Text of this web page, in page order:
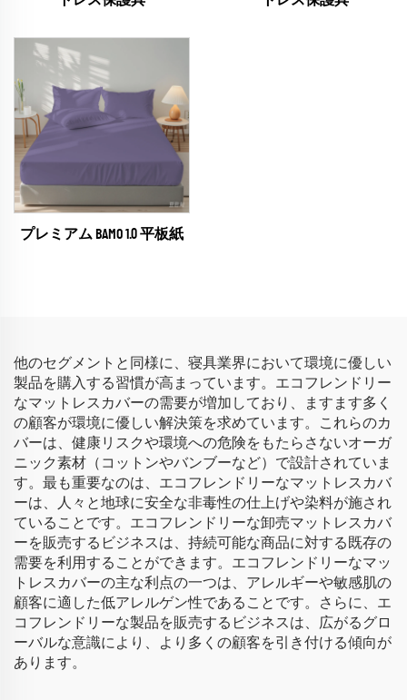
プレミアム BAMO 1.0 平板紙
他のセグメントと同様に、寝具業界において環境に優しい
製品を購入する習慣が高まっています。エコフレンドリー
なマットレスカバーの需要が増加しており、ますます多く
の顧客が環境に優しい解決策を求めています。これらのカ
バーは、健康リスクや環境への危険をもたらさないオーガ
ニック素材（コットンやバンブーなど）で設計されていま
す。最も重要なのは、エコフレンドリーなマットレスカバ
ーは、人々と地球に安全な非毒性の仕上げや染料が施され
ていることです。エコフレンドリーな卸売マットレスカバ
ーを販売するビジネスは、持続可能な商品に対する既存の
需要を利用することができます。エコフレンドリーなマッ
トレスカバーの主な利点の一つは、アレルギーや敏感肌の
顧客に適した低アレルゲン性であることです。さらに、エ
コフレンドリーな製品を販売するビジネスは、広がるグロ
ーバルな意識により、より多くの顧客を引き付ける傾向が
あります。